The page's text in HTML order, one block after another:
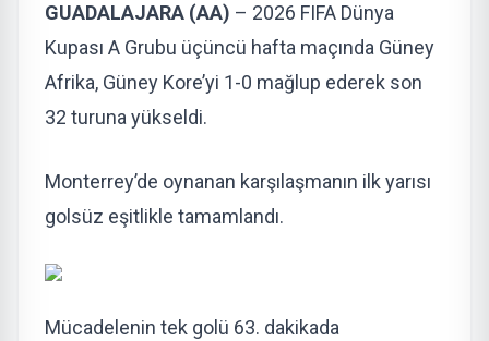
GUADALAJARA (AA) – 2026 FIFA Dünya
Kupası A Grubu üçüncü hafta maçında Güney
Afrika, Güney Kore’yi 1-0 mağlup ederek son
32 turuna yükseldi.
Monterrey’de oynanan karşılaşmanın ilk yarısı
golsüz eşitlikle tamamlandı.
Mücadelenin tek golü 63. dakikada